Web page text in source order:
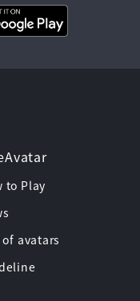
to Play
avatars